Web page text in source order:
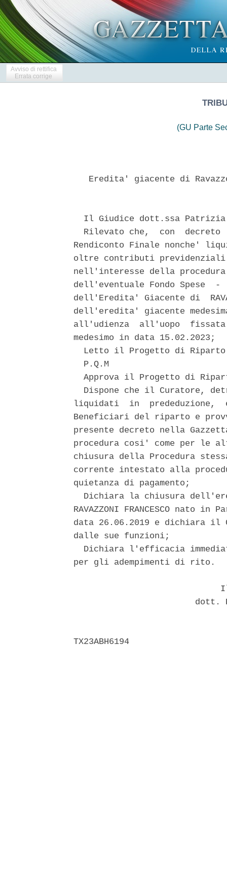
Avviso di rettifica
Errata corrige
(GU Parte
Eredita' giacente di
Il Giudice dott.ssa
Rilevato che,  con  decreto
Rendiconto Finale nonche'
oltre contributi previdenziali
nell'interesse della
dell'eventuale Fondo Spese
dell'Eredita' Giacente di
dell'eredita' giacente
all'udienza  all'uopo
medesimo in data 15.02.2023;
Letto il Progetto di
  P.Q.M
Approva il Progetto di
Dispone che il Curatore,
liquidati  in
Beneficiari del riparto e
presente decreto nella
procedura cosi' come per le
chiusura della Procedura
corrente intestato alla
quietanza di pagamento;
Dichiara la chiusura
RAVAZZONI FRANCESCO
data 26.06.2019 e dichiara il
dalle sue funzioni;
Dichiara l'efficacia
per gli adempimenti di rito.